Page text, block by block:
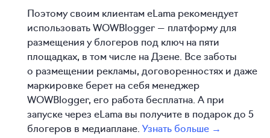
Поэтому своим клиентам eLama рекомендует
использовать WOWBlogger — платформу для
размещения у блогеров под ключ на пяти
площадках, в том числе на Дзене. Все заботы
о размещении рекламы, договоренностях и даже
маркировке берет на себя менеджер
WOWBlogger, его работа бесплатна. А при
запуске через eLama вы получите в подарок до 5
блогеров в медиаплане. Узнать больше →